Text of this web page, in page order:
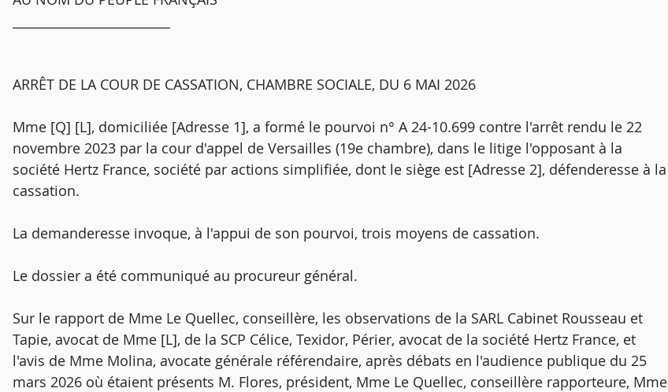
ARRÊT DE LA COUR DE CASSATION, CHAMBRE SOCIALE, DU 6 MAI 2026
Mme [Q] [L], domiciliée [Adresse 1], a formé le pourvoi n° A 24-10.699 contre l'arrêt rendu le 22
novembre 2023 par la cour d'appel de Versailles (19e chambre), dans le litige l'opposant à la
société Hertz France, société par actions simplifiée, dont le siège est [Adresse 2], défenderesse à la
cassation.
La demanderesse invoque, à l'appui de son pourvoi, trois moyens de cassation.
Le dossier a été communiqué au procureur général.
Sur le rapport de Mme Le Quellec, conseillère, les observations de la SARL Cabinet Rousseau et
Tapie, avocat de Mme [L], de la SCP Célice, Texidor, Périer, avocat de la société Hertz France, et
l'avis de Mme Molina, avocate générale référendaire, après débats en l'audience publique du 25
mars 2026 où étaient présents M. Flores, président, Mme Le Quellec, conseillère rapporteure, Mme